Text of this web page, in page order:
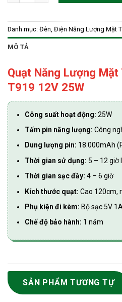
Danh mục: Đèn, Điện Năng Lượng Mặt
MÔ TẢ
Quạt Năng Lượng
T919 12V 25W
Công suất hoạt động: 25W
Tấm pin năng lượng: Công
Dung lượng pin: 18.000mAh
Thời gian sử dụng: 5 – 12 giờ
Thời gian sạc đầy: 4 – 6 giờ
Kích thước quạt: Cao 120cm,
Phụ kiện đi kèm: Bộ sạc 5V
Chế độ bảo hành: 1 năm
SẢN PHẨM TƯƠNG TỰ